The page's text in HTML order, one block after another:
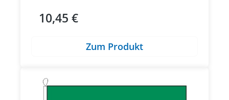
Regulärer Preis:
10,45 €
Zum Produkt